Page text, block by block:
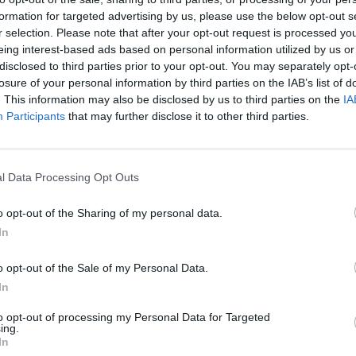
for targeted advertising by us, please use the below opt-out
selection. Please note that after your opt-out request is processed
interest-based ads based on personal information utilized by us
to third parties prior to your opt-out. You may separately
of your personal information by third parties on the IAB’s list of
This information may also be disclosed by us to third parties on the
Participants that may further disclose it to other third parties.
Data Processing Opt Outs
opt-out of the Sharing of my personal data.
opt-out of the Sale of my Personal Data.
opt-out of processing my Personal Data for Targeted
10 Luglio 2025 alle ore 23:12·Ti stimo·Rispondi
Potiomkin:Pastafariano no, squarciata
2
10 Luglio 2025 alle ore 23:13· Ti stimo ·Rispondi
Liuk:
1